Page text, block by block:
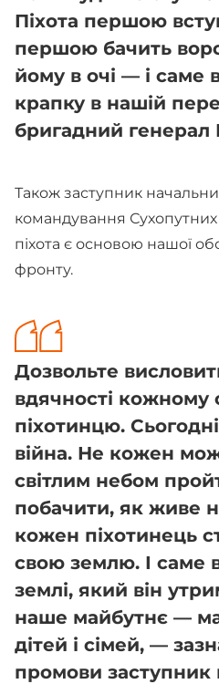
Піхота першою
першою бачить
йому в очі — і саме
крапку в нашій
бригадний генерал
Також заступник
командування
піхота є основою нашої
фронту.
Дозвольте
вдячності кожному
піхотинцю.
війна. Не кожен
світлим небом
побачити, як живе
кожен піхотинець
свою землю. І саме
землі, який він
наше майбутнє —
дітей і сімей, —
промови заступник